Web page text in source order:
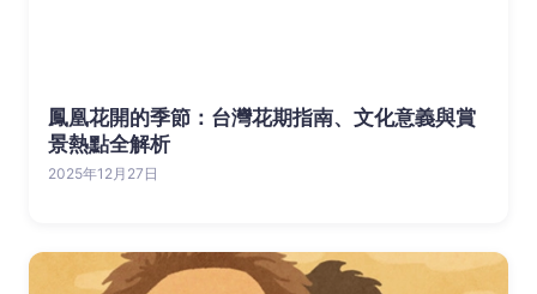
鳳凰花開的季節：台灣花期指南、文化意義與賞
景熱點全解析
2025年12月27日